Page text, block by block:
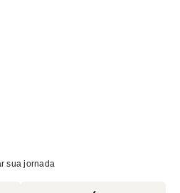
sua jornada